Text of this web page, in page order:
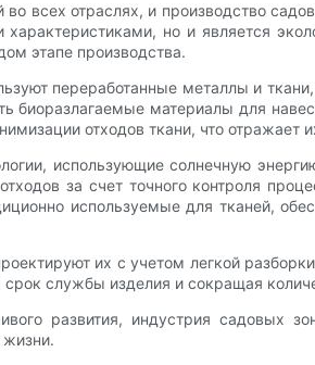
во всех отраслях, и производство
но и является
этапе производства.
переработанные металлы и
биоразлагаемые материалы для
отходов ткани, что отражает
использующие солнечную
за счет точного контроля
используемые для тканей,
их с учетом легкой
службы изделия и сокращая
развития, индустрия